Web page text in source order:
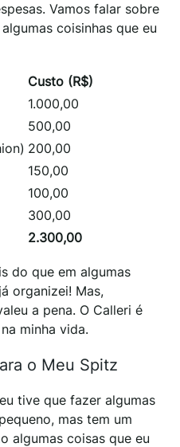
Vamos falar sobre
coisinhas que eu
Custo (R$)
1.000,00
500,00
200,00
150,00
100,00
300,00
2.300,00
do que em algumas
organizei! Mas,
a pena. O Calleri é
minha vida.
o Meu Spitz
tive que fazer algumas
mas tem um
algumas coisas que eu